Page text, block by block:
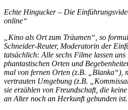
Echte Hingucker – Die
online“
„Kino als Ort zum Träumen“, so
Schneider-Reuter, Moderatorin der
tatsächlich: Alle sechs Filme lassen
phantastischen Orten und
mal von fernen Orten (z.B. „Blanka“),
vertrauten Umgebung (z.B.
sie erzählen von Freundschaft, die
an Alter noch an Herkunft gebunden ist.